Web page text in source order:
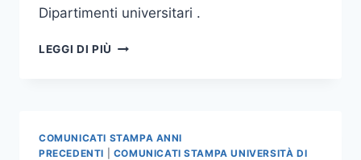
Dipartimenti universitari .
LEGGI DI PIÙ ELEZIONE
COMUNICATI STAMPA ANNI
PRECEDENTI
COMUNICATI STAMPA UNIVERSITÀ DI